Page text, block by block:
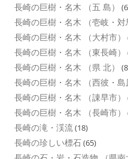
長崎の巨樹・名木 （五 島）
長崎の巨樹・名木 （壱岐・対
長崎の巨樹・名木 （大村市）
長崎の巨樹・名木 （東長崎）
長崎の巨樹・名木 （県 北）
長崎の巨樹・名木 （西彼・島
長崎の巨樹・名木 （諌早市）
長崎の巨樹・名木 （長崎市）
長崎の滝・渓流(18)
長崎の珍しい標石(65)